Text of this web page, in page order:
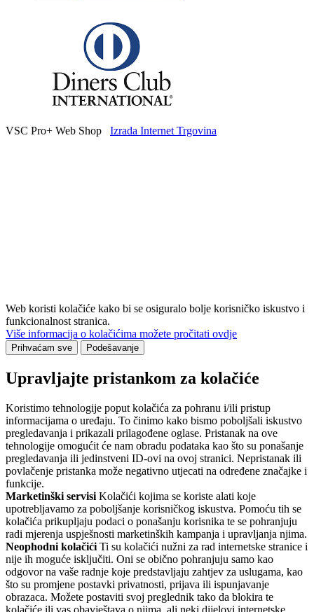
VSC Pro+ Web Shop Izrada Internet Trgovina
Web koristi kolačiće kako bi se osiguralo bolje korisničko iskustvo i
funkcionalnost stranica.
Više informacija o kolačićima možete pročitati ovdje
Prihvaćam sve Podešavanje
Upravljajte pristankom za kolačiće
Koristimo tehnologije poput kolačića za pohranu i/ili pristup
informacijama o uređaju. To činimo kako bismo poboljšali iskustvo
pregledavanja i prikazali prilagođene oglase. Pristanak na ove
tehnologije omogućit će nam obradu podataka kao što su ponašanje
pregledavanja ili jedinstveni ID-ovi na ovoj stranici. Nepristanak ili
povlačenje pristanka može negativno utjecati na određene značajke i
funkcije.
Marketinški servisi Kolačići kojima se koriste alati koje
upotrebljavamo za poboljšanje korisničkog iskustva. Pomoću tih se
kolačića prikupljaju podaci o ponašanju korisnika te se pohranjuju
radi mjerenja uspješnosti marketinških kampanja i upravljanja njima.
Neophodni kolačići Ti su kolačići nužni za rad internetske stranice i
nije ih moguće isključiti. Oni se obično pohranjuju samo kao
odgovor na vaše radnje koje predstavljaju zahtjev za uslugama, kao
što su promjene postavki privatnosti, prijava ili ispunjavanje
obrazaca. Možete postaviti svoj preglednik tako da blokira te
kolačiće ili vas obavještava o njima, ali neki dijelovi internetske